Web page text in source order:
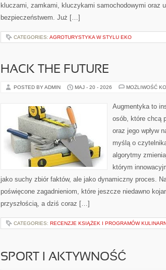
kluczami, zamkami, kluczykami samochodowymi oraz
bezpieczeństwem. Już […]
CATEGORIES: AGROTURYSTYKA W STYLU EKO
HACK THE FUTURE
POSTED BY ADMIN MAJ - 20 - 2026 MOŻLIWOŚĆ
Augmentyka to
osób, które chcą
oraz jego wpływ
myślą o
algorytmy
którym
jako suchy zbiór faktów, ale jako dynamiczny proces.
poświęcone zagadnieniom, które jeszcze niedawno
przyszłością, a dziś coraz […]
CATEGORIES: RECENZJE KSIĄŻEK I PROGRAMÓW
SPORT I AKTYWNOŚĆ